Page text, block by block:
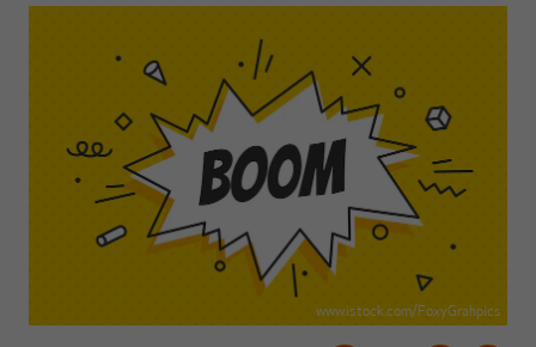
www.istock.com/FoxyGrahpics